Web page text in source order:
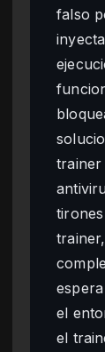
falso
trainer
el
el